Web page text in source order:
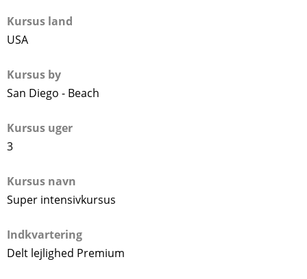
Kursus land
USA
Kursus by
San Diego - Beach
Kursus uger
3
Kursus navn
Super intensivkursus
Indkvartering
Delt lejlighed Premium